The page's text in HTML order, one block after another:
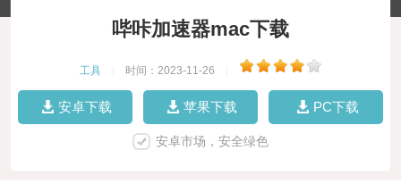
哔咔加速器mac下载
工具 时间：2023-11-26
安卓下载 苹果下载 PC下载
安卓市场，安全绿色